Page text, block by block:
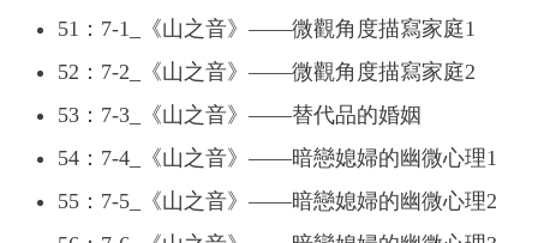
51：7-1_《山之音》——微觀角度描寫家庭1
52：7-2_《山之音》——微觀角度描寫家庭2
53：7-3_《山之音》——替代品的婚姻
54：7-4_《山之音》——暗戀媳婦的幽微心理1
55：7-5_《山之音》——暗戀媳婦的幽微心理2